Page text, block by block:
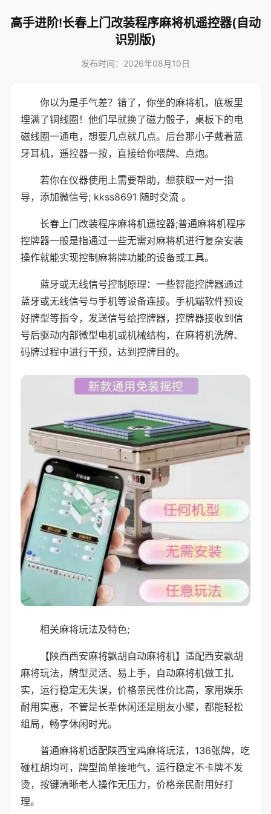
高手进阶!长春上门改装程序麻将机遥控器(自动
识别版)
发布时间：2026年08月10日
你以为是手气差？错了，你坐的麻将机，底板里
埋满了铜线圈！他们早就换了磁力骰子，桌板下的电
磁线圈一通电，想要几点就几点。后台那小子戴着蓝
牙耳机，遥控器一按，直接给你喂牌、点炮。
若你在仪器使用上需要帮助，想获取一对一指
导，添加微信号; kkss8691 随时交流 。
长春上门改装程序麻将机遥控器;普通麻将机程序
控牌器一般是指通过一些无需对麻将机进行复杂安装
操作就能实现控制麻将牌功能的设备或工具。
蓝牙或无线信号控制原理：一些智能控牌器通过
蓝牙或无线信号与手机等设备连接。手机端软件预设
好牌型等指令，发送信号给控牌器，控牌器接收到信
号后驱动内部微型电机或机械结构，在麻将机洗牌、
码牌过程中进行干预，达到控牌目的。
相关麻将玩法及特色;
【陕西西安麻将飘胡自动麻将机】适配西安飘胡
麻将玩法，牌型灵活、易上手，自动麻将机做工扎
实，运行稳定无失误，价格亲民性价比高，家用娱乐
耐用实惠，不管是长辈休闲还是朋友小聚，都能轻松
组局，畅享休闲时光。
普通麻将机适配陕西宝鸡麻将玩法，136张牌，吃
碰杠胡均可，牌型简单接地气，运行稳定不卡牌不发
烫，按键清晰老人操作无压力，价格亲民耐用好打
理。